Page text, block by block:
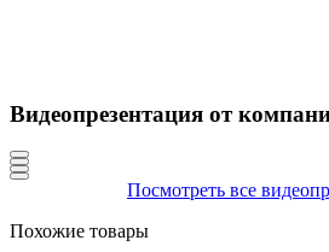
Видеопрезентация от
Посмотреть все
Похожие товары